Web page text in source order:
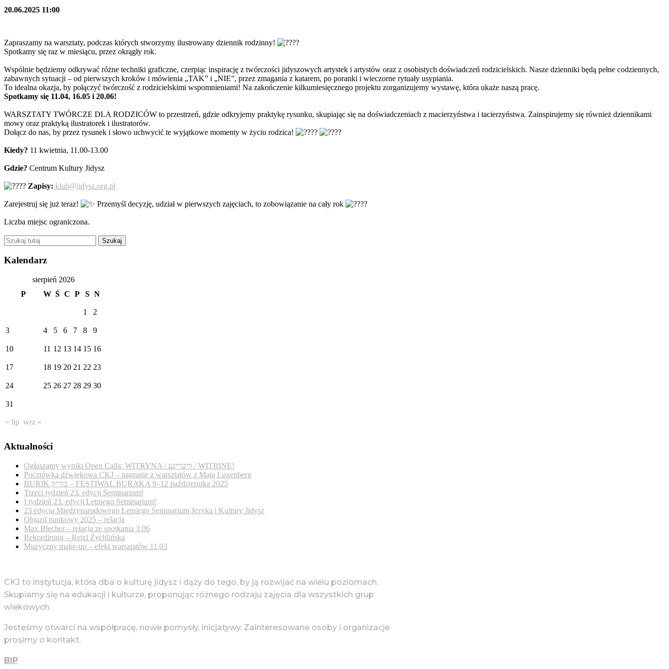
20.06.2025 11:00
Zapraszamy na warsztaty, podczas których stworzymy ilustrowany dziennik rodzinny!
Spotkamy się raz w miesiącu, przez okrągły rok.
Wspólnie będziemy odkrywać różne techniki graficzne, czerpiąc inspirację z twórczości jidyszowych artystek i artystów oraz z osobistych doświadczeń rodzicielskich. Nasze dzienniki będą pełne codziennych,
zabawnych sytuacji – od pierwszych kroków i mówienia „TAK” i „NIE”, przez zmagania z katarem, po poranki i wieczorne rytuały usypiania.
To idealna okazja, by połączyć twórczość z rodzicielskimi wspomnieniami! Na zakończenie kilkumiesięcznego projektu zorganizujemy wystawę, która ukaże naszą pracę.
Spotkamy się 11.04, 16.05 i 20.06!
WARSZTATY TWÓRCZE DLA RODZICÓW to przestrzeń, gdzie odkryjemy praktykę rysunku, skupiając się na doświadczeniach z macierzyństwa i tacierzyństwa. Zainspirujemy się również dziennikami
mowy oraz praktyką ilustratorek i ilustratorów.
Dołącz do nas, by przez rysunek i słowo uchwycić te wyjątkowe momenty w życiu rodzica!
Kiedy? 11 kwietnia, 11.00-13.00
Gdzie? Centrum Kultury Jidysz
Zapisy: klub@jidysz.org.pl
Zarejestruj się już teraz! Przemyśl decyzję, udział w pierwszych zajęciach, to zobowiązanie na cały rok
Liczba miejsc ograniczona.
Kalendarz
sierpień 2026
P
W Ś C P S N
1 2
3 4 5 6 7 8 9
10 11 12 13 14 15 16
17 18 19 20 21 22 23
24 25 26 27 28 29 30
31
« lip wrz »
Aktualności
Ogłaszamy wyniki Open Calla: WITRYNA / װיטרינע / WITRINE!
Pocztówka dźwiękowa CKJ – nagranie z warsztatów z Mają Luxenberg
BURIK בוריק – FESTIWAL BURAKA 9–12 października 2025
Trzeci tydzień 23. edycji Seminarium!
I tydzień 23. edycji Letniego Seminarium!
23 edycja Międzynarodowego Letniego Seminarium Języka i Kultury Jidysz
Objazd naukowy 2025 – relacja
Max Blecher – relacja ze spotkania 3.06
Rekordirung – Rejzl Żychlińska
Muzyczny make-up – efekt warsztatów 11.03
CKJ to instytucja, która dba o kulturę jidysz i dąży do tego, by ją rozwijać na wielu poziomach.
Skupiamy się na edukacji i kulturze, proponując różnego rodzaju zajęcia dla wszystkich grup
wiekowych.
Jesteśmy otwarci na współpracę, nowe pomysły, inicjatywy. Zainteresowane osoby i organizacje
prosimy o kontakt.
BIP